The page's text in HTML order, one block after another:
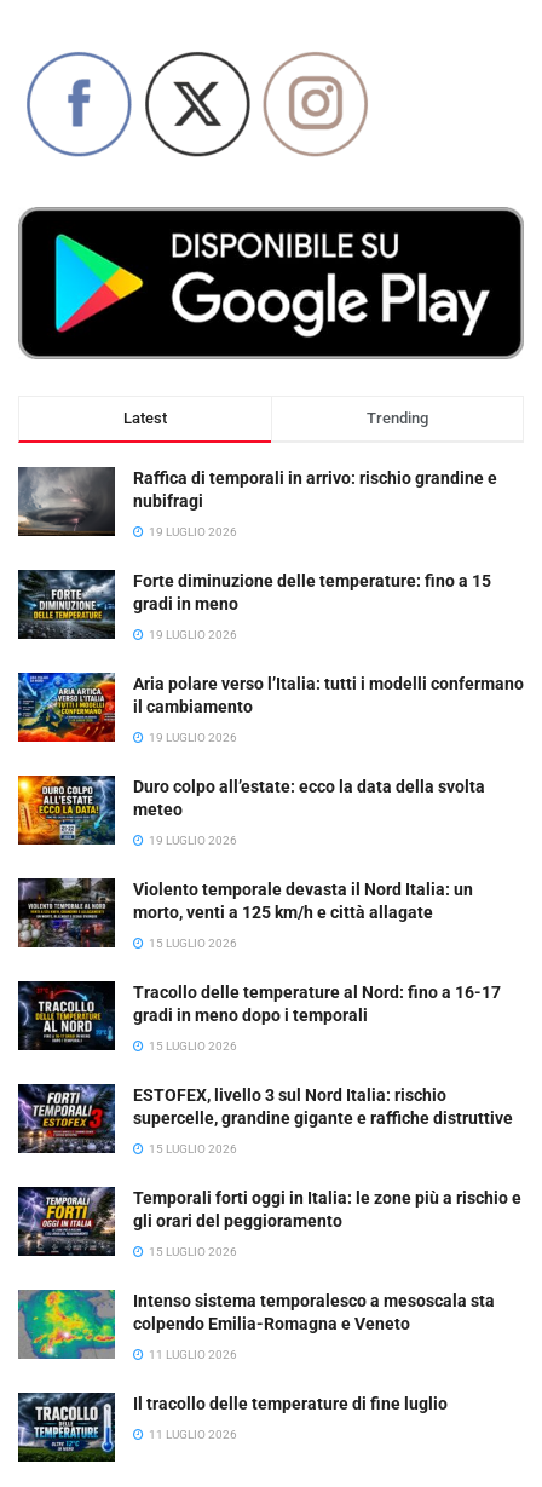
Latest Trending
Raffica di temporali in arrivo: rischio grandine e
nubifragi
19 LUGLIO 2026
Forte diminuzione delle temperature: fino a 15
gradi in meno
19 LUGLIO 2026
Aria polare verso l’Italia: tutti i modelli confermano
il cambiamento
19 LUGLIO 2026
Duro colpo all’estate: ecco la data della svolta
meteo
19 LUGLIO 2026
Violento temporale devasta il Nord Italia: un
morto, venti a 125 km/h e città allagate
15 LUGLIO 2026
Tracollo delle temperature al Nord: fino a 16-17
gradi in meno dopo i temporali
15 LUGLIO 2026
ESTOFEX, livello 3 sul Nord Italia: rischio
supercelle, grandine gigante e raffiche distruttive
15 LUGLIO 2026
Temporali forti oggi in Italia: le zone più a rischio e
gli orari del peggioramento
15 LUGLIO 2026
Intenso sistema temporalesco a mesoscala sta
colpendo Emilia-Romagna e Veneto
11 LUGLIO 2026
Il tracollo delle temperature di fine luglio
11 LUGLIO 2026